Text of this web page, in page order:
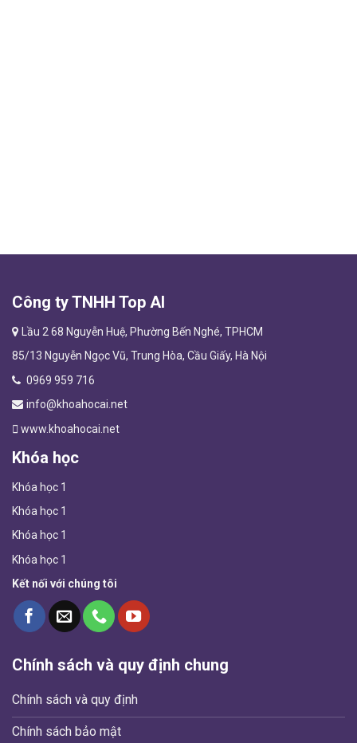
Công ty TNHH Top AI
Lầu 2 68 Nguyễn Huệ, Phường Bến Nghé, TPHCM
85/13 Nguyễn Ngọc Vũ, Trung Hòa, Cầu Giấy, Hà Nội
0969 959 716
info@khoahocai.net
www.khoahocai.net
Khóa học
Khóa học 1
Khóa học 1
Khóa học 1
Khóa học 1
Kết nối với chúng tôi
Chính sách và quy định chung
Chính sách và quy định
Chính sách bảo mật